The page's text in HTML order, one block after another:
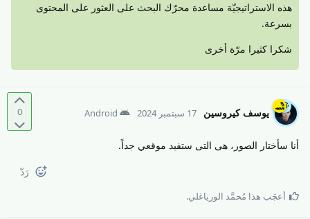
هذه الاستراتيجيّة مساعدة محرّك البحث على العثور على المحتوى
بسرعة.
شكرا كثيرا مرّة أخرى
0 يوسف كيروسين 17 سبتمبر 2024 Android
أنا سأختار الصور، هى التى ستفيد موقعي جداً.
رَدّ
أعجَب هذا مُحمَّد الورياغلي.